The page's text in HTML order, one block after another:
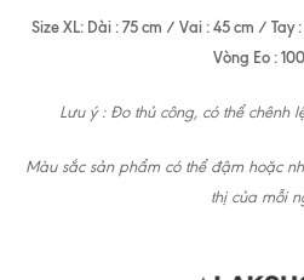
Size XL: Dài : 75 cm / Vai : 45 cm /
Vòng Eo :
Lưu ý : Đo thủ công, có thể chênh
Màu sắc sản phẩm có thể đậm hoặc
thị của mỗi